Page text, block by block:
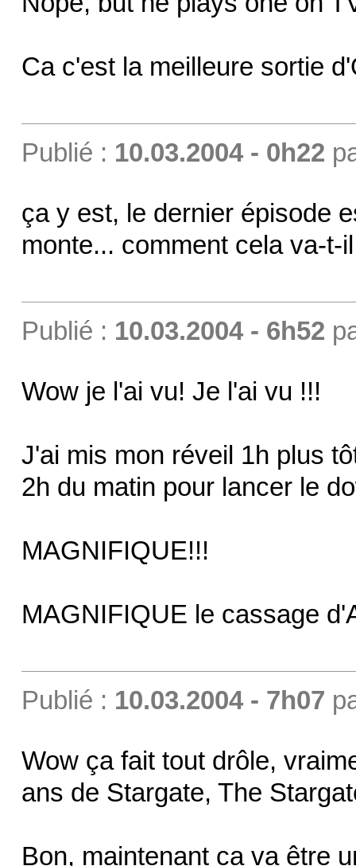
Ca c'est la meilleure sortie
Publié : 10.03.2004 - 0h22
ça y est, le dernier épisode
monte... comment cela va-
Publié : 10.03.2004 - 6h52
Wow je l'ai vu! Je l'ai vu !!!
J'ai mis mon réveil 1h plus
2h du matin pour lancer le
MAGNIFIQUE!!!
MAGNIFIQUE le cassage
Publié : 10.03.2004 - 7h07
Wow ça fait tout drôle,
ans de Stargate, The
Bon, maintenant ca va être